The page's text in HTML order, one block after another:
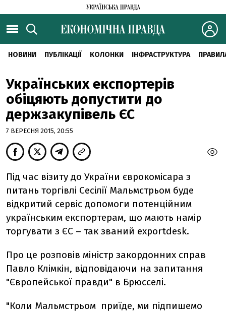
НОВИНИ ПУБЛІКАЦІЇ КОЛОНКИ ІНФРАСТРУКТУРА
Українських експортерів
обіцяють допустити до
держзакупівель ЄС
7 ВЕРЕСНЯ 2015, 20:55
Під час візиту до України єврокомісара з
питань торгівлі Сесілії Мальмстрьом буде
відкритий сервіс допомоги потенційним
українським експортерам, що мають намір
торгувати з ЄС – так званий exportdesk.
Про це розповів міністр закордонних справ
Павло Клімкін, відповідаючи на запитання
"Європейської правди" в Брюсселі.
"Коли Мальмстрьом приїде, ми підпишемо